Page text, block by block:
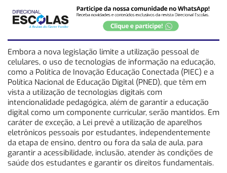
Embora a nova legislação limite a utilização pessoal de
celulares, o uso de tecnologias de informação na educação,
como a Política de Inovação Educação Conectada (PIEC) e a
Política Nacional de Educação Digital (PNED), que têm em
vista a utilização de tecnologias digitais com
intencionalidade pedagógica, além de garantir a educação
digital como um componente curricular, serão mantidos. Em
caráter de exceção, a Lei prevê a utilização de aparelhos
eletrônicos pessoais por estudantes, independentemente
da etapa de ensino, dentro ou fora da sala de aula, para
garantir a acessibilidade, inclusão, atender às condições de
saúde dos estudantes e garantir os direitos fundamentais.